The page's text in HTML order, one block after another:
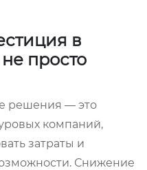
в
просто
решения — это
компаний,
затраты и
Снижение